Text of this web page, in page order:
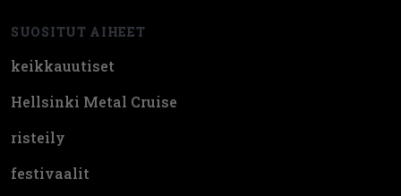
SUOSITUT AIHEET
keikkauutiset
Hellsinki Metal Cruise
risteily
festivaalit